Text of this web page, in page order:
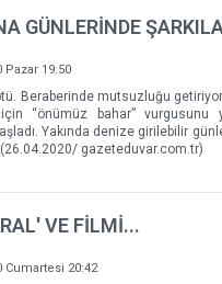
GÜNLERİNDE
Pazar 19:50
Beraberinde mutsuzluğu
“önümüz bahar” vurgusunu
Yakında denize girilebilir
(26.04.2020/ gazeteduvar.com.tr)
VE FİLMİ...
Cumartesi 20:42